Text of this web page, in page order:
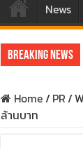
News
Breaking News
รีวิว ลองขับ All
Home/ PR/
ล้านบาท